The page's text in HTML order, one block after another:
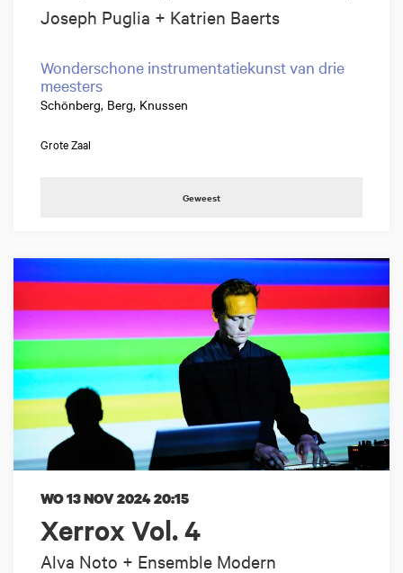
Joseph Puglia + Katrien Baerts
Wonderschone instrumentatiekunst van drie
meesters
Schönberg, Berg, Knussen
Grote Zaal
Geweest
Xerrox Vol. 4
Alva Noto + Ensemble Modern
WO 13 NOV 202420:15